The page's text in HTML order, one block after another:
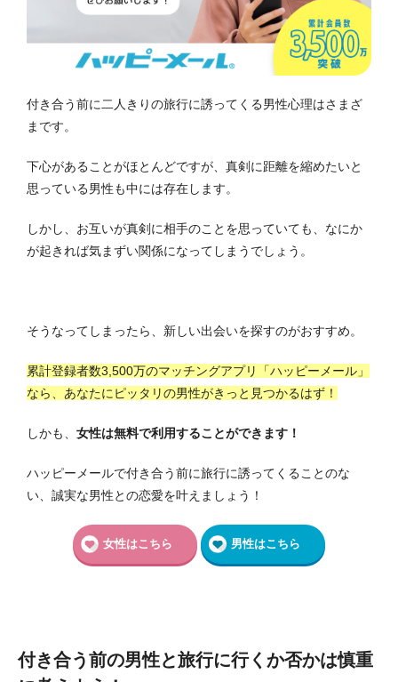
付き合う前に二人きりの旅行に誘ってくる男性心理はさまざ
まです。
下心があることがほとんどですが、真剣に距離を縮めたいと
思っている男性も中には存在します。
しかし、お互いが真剣に相手のことを思っていても、なにか
が起きれば気まずい関係になってしまうでしょう。
そうなってしまったら、新しい出会いを探すのがおすすめ。
累計登録者数3,500万のマッチングアプリ「ハッピーメール」
なら、あなたにピッタリの男性がきっと見つかるはず！
しかも、 女性は無料で利用することができます！
ハッピーメールで付き合う前に旅行に誘ってくることのな
い、誠実な男性との恋愛を叶えましょう！
女性はこちら 男性はこちら
付き合う前の男性と旅行に行くか否かは慎重